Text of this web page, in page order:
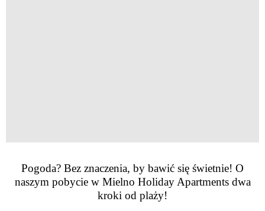
Pogoda? Bez znaczenia, by bawić się świetnie! O
naszym pobycie w Mielno Holiday Apartments dwa
kroki od plaży!